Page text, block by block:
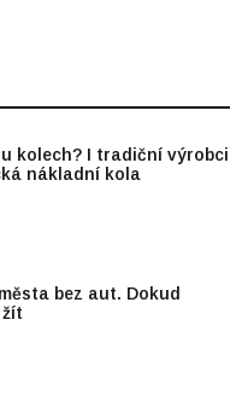
kolech? I tradiční výrobci
nákladní kola
bez aut. Dokud